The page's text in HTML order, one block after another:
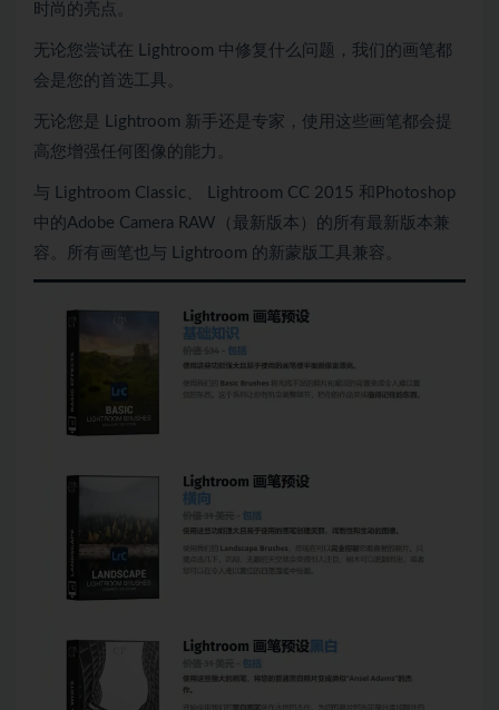
时尚的亮点。
无论您尝试在 Lightroom 中修复什么问题，我们的画笔都
会是您的首选工具。
无论您是 Lightroom 新手还是专家，使用这些画笔都会提
高您增强任何图像的能力。
与 Lightroom Classic、 Lightroom CC 2015 和Photoshop
中的Adob​​e Camera RAW（最新版本）的所有最新版本兼
容。所有画笔也与 Lightroom 的新蒙版工具兼容。